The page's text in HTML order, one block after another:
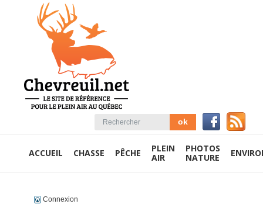
ACCUEIL CHASSE PÊCHE
PLEIN
AIR
PHOTOS
NATURE
Connexion